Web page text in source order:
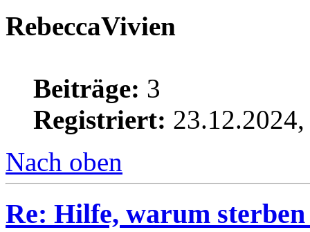
RebeccaVivien
Beiträge: 3
Registriert:
Nach oben
Re: Hilfe, warum sterben